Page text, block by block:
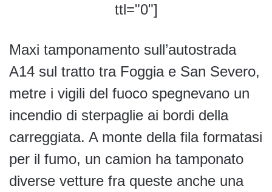
ttl="0"]
Maxi tamponamento sull’autostrada
A14 sul tratto tra Foggia e San Severo,
metre i vigili del fuoco spegnevano un
incendio di sterpaglie ai bordi della
carreggiata. A monte della fila formatasi
per il fumo, un camion ha tamponato
diverse vetture fra queste anche una